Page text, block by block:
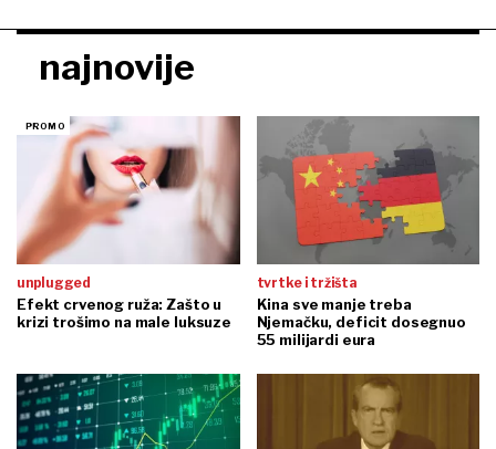
najnovije
unplugged
Efekt crvenog ruža: Zašto u
krizi trošimo na male luksuze
tvrtke i tržišta
Kina sve manje treba
Njemačku, deficit dosegnuo
55 milijardi eura